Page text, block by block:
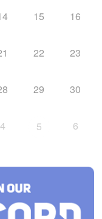
15 16
22 23
29 30
4 5 6